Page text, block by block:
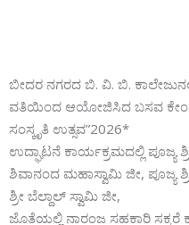
ಬೀದರ ನಗರದ ಬಿ. ವಿ. ಬಿ.
ವತಿಯಿಂದ ಆಯೋಜಿಸಿದ ಬಸವ
ಸಂಸ್ಕೃತಿ ಉತ್ಸವ”2026*
ಉದ್ಘಾಟನೆ ಕಾರ್ಯಕ್ರಮದಲ್ಲಿ ಪೂಜ್ಯ
ಶಿವಾನಂದ ಮಹಾಸ್ವಾಮಿ ಜೀ, ಪೂಜ್ಯ
ಶ್ರೀ ಬೆಲ್ದಾಲ್ ಸ್ವಾಮಿ ಜೀ,
ಜೊತೆಯಲ್ಲಿ ನಾರಂಜ ಸಹಕಾರಿ ಸಕ್ಕರೆ